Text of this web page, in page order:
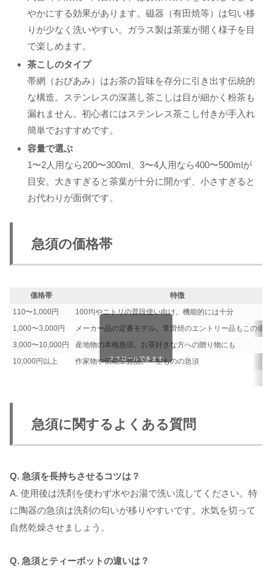
やかにする効果があります。磁器（有田焼等）は匂い移
りが少なく洗いやすい。ガラス製は茶葉が開く様子を目
で楽しめます。
茶こしのタイプ
帯網（おびあみ）はお茶の旨味を存分に引き出す伝統的
な構造。ステンレスの深蒸し茶こしは目が細かく粉茶も
漏れません。初心者にはステンレス茶こし付きが手入れ
簡単でおすすめです。
容量で選ぶ
1〜2人用なら200〜300ml、3〜4人用なら400〜500mlが
目安。大きすぎると茶葉が十分に開かず、小さすぎると
お代わりが面倒です。
急須の価格帯
価格帯
特徴
110〜1,000円
100均やニトリの普段使い向け。機能的には十分
1,000〜3,000円
メーカー品の定番モデル。常滑焼のエントリー品もこの価
3,000〜10,000円
産地物の本格急須。お茶好きな方への贈り物にも
10,000円以上
作家物や伝統工芸品。一生ものの急須
スクロールできます
急須に関するよくある質問
Q. 急須を長持ちさせるコツは？
A. 使用後は洗剤を使わず水やお湯で洗い流してください。特
に陶器の急須は洗剤の匂いが移りやすいです。水気を切って
自然乾燥させましょう。
Q. 急須とティーポットの違いは？